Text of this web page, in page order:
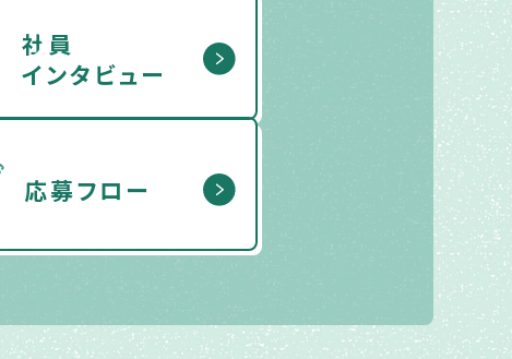
社員
インタビュー
応募フロー